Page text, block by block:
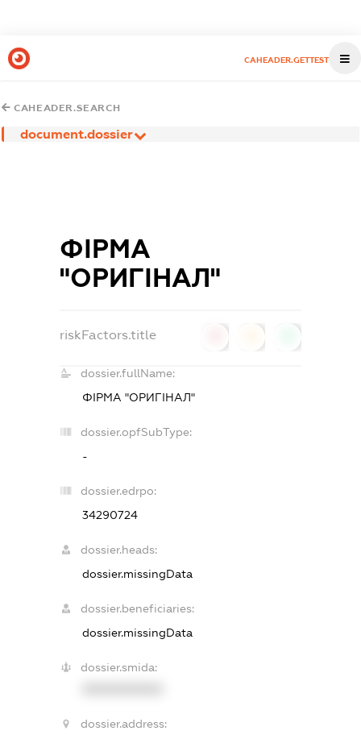
CAHEADER.GETTEST
CAHEADER.SEARCH
document.dossier
ФІРМА
"ОРИГІНАЛ"
riskFactors.title
dossier.fullName:
ФІРМА "ОРИГІНАЛ"
dossier.opfSubType:
-
dossier.edrpo:
34290724
dossier.heads:
dossier.missingData
dossier.beneficiaries:
dossier.missingData
dossier.smida:
dossier.address: